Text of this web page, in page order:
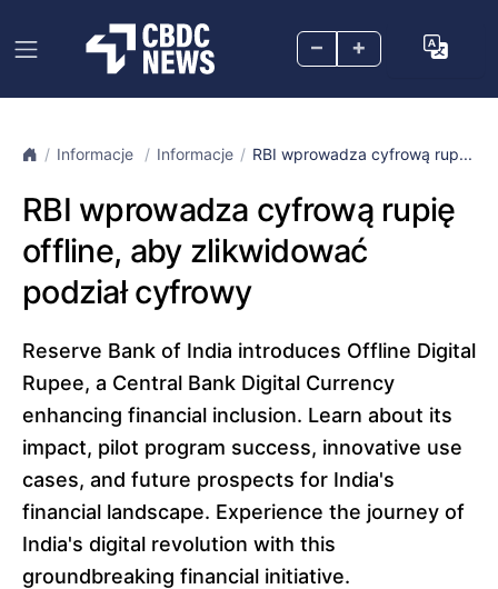
– +
Informacje Informacje RBI wprowadza cyfrową rup...
RBI wprowadza cyfrową rupię
offline, aby zlikwidować
podział cyfrowy
Reserve Bank of India introduces Offline Digital
Rupee, a Central Bank Digital Currency
enhancing financial inclusion. Learn about its
impact, pilot program success, innovative use
cases, and future prospects for India's
financial landscape. Experience the journey of
India's digital revolution with this
groundbreaking financial initiative.